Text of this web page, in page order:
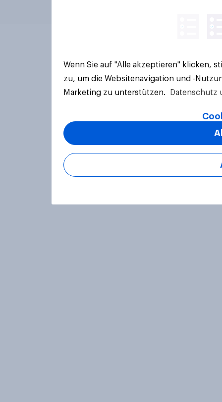
Wenn Sie auf "Alle akzeptieren" klicken,
zu, um die Websitenavigation und -
Marketing zu unterstützen.
Datenschutz